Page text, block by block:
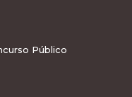
Público